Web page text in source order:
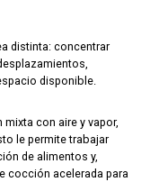
distinta: concentrar
disponible.
con aire y vapor,
le permite trabajar
de alimentos y,
cocción acelerada para